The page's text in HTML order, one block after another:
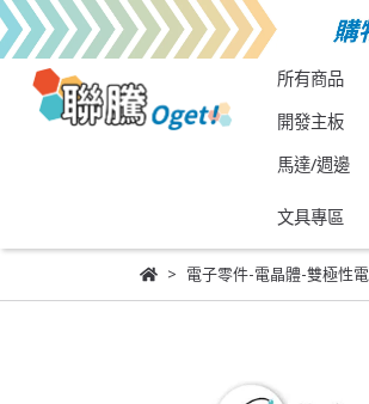
所有商品
開發主板
馬達/週邊
文具專區
電子零件-電晶體-雙極性